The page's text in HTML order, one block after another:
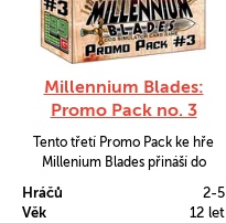
Millennium Blades:
Promo Pack no. 3
Tento třetí Promo Pack ke hře
Millenium Blades přináší do
postavy: Raritti, mistrini
Hráčů
2-5
Věk
12 let